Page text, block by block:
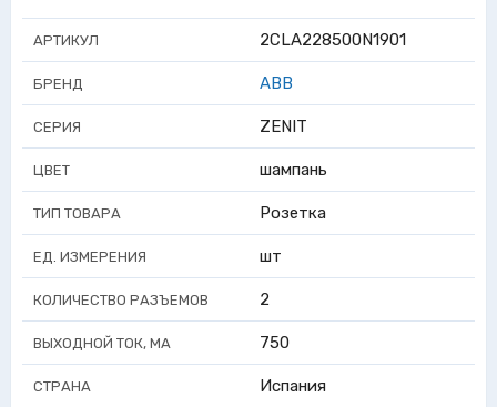
АРТИКУЛ 2CLA228500N1901
БРЕНД ABB
СЕРИЯ ZENIT
ЦВЕТ шампань
ТИП ТОВАРА Розетка
ЕД. ИЗМЕРЕНИЯ шт
КОЛИЧЕСТВО РАЗЪЕМОВ 2
ВЫХОДНОЙ ТОК, МА 750
СТРАНА Испания